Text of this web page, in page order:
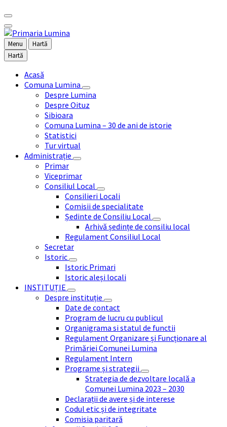
Menu
Hartă
Hartă
Acasă
Comuna Lumina
Despre Lumina
Despre Oituz
Sibioara
Comuna Lumina – 30 de ani de istorie
Statistici
Tur virtual
Administrație
Primar
Viceprimar
Consiliul Local
Consilieri Locali
Comisii de specialitate
Ședinte de Consiliu Local
Arhivă ședințe de consiliu local
Regulament Consiliul Local
Secretar
Istoric
Istoric Primari
Istoric aleși locali
INSTITUȚIE
Despre instituție
Date de contact
Program de lucru cu publicul
Organigrama si statul de functii
Regulament Organizare și Funcționare al
Primăriei Comunei Lumina
Regulament Intern
Programe și strategii
Strategia de dezvoltare locală a
Comunei Lumina 2023 – 2030
Declarații de avere și de interese
Codul etic și de integritate
Comisia paritară